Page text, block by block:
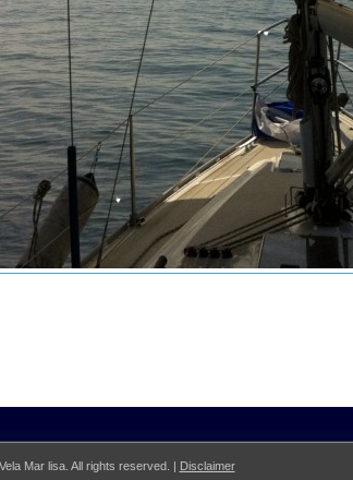
Mar lisa. All rights reserved. | Disclaimer